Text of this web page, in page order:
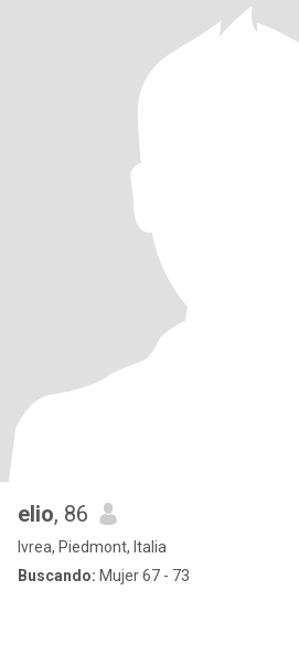
elio, 86
Ivrea, Piedmont, Italia
Buscando: Mujer 67 - 73